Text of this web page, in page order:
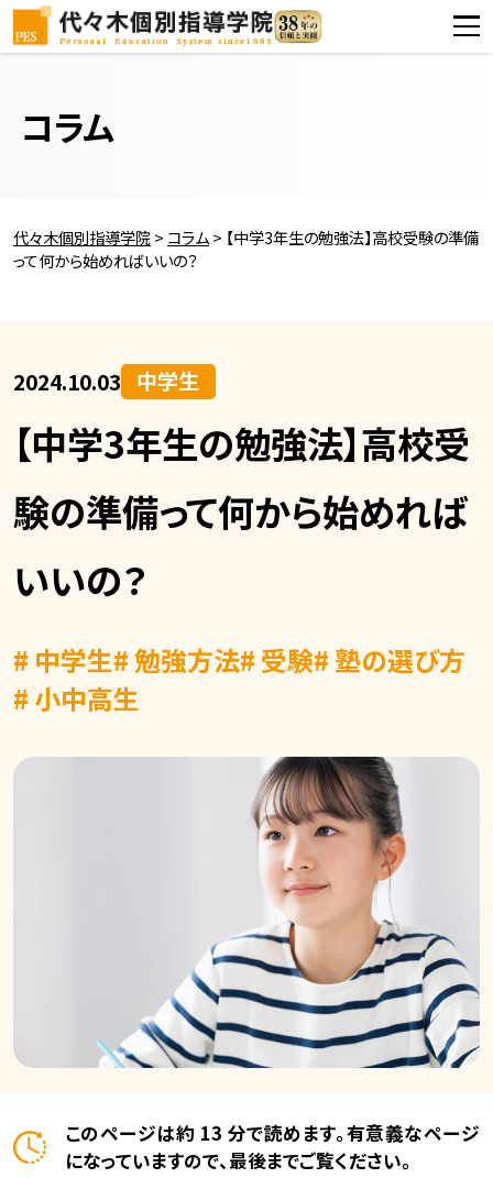
コラム
代々木個別指導学院> コラム> 【中学3年生の勉強法】高校受験の準備
って何から始めればいいの？
2024.10.03 中学生
【中学3年生の勉強法】高校受
験の準備って何から始めれば
いいの？
# 中学生# 勉強方法# 受験# 塾の選び方
# 小中高生
このページは約 13 分で読めます。有意義なページ
になっていますので、最後までご覧ください。